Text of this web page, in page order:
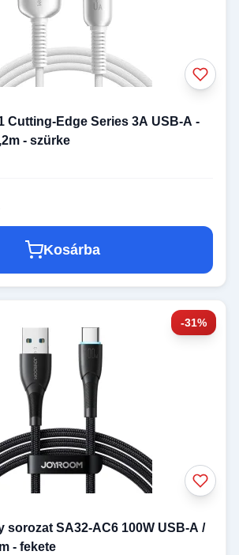
Cutting-Edge Series 3A USB-A -
- szürke
Kosárba
-31%
sorozat SA32-AC6 100W USB-A /
- fekete